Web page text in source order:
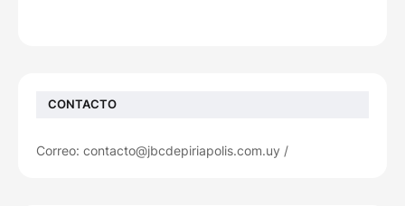
CONTACTO
Correo: contacto@jbcdepiriapolis.com.uy /